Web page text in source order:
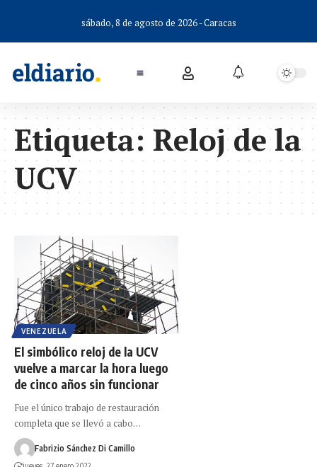
sábado, 8 de agosto de 2026 - Caracas
Etiqueta: Reloj de la
UCV
VENEZUELA
El simbólico reloj de la UCV
vuelve a marcar la hora luego
de cinco años sin funcionar
Fue el único trabajo de restauración
completa que se llevó a cabo…
Fabrizio Sánchez Di Camillo